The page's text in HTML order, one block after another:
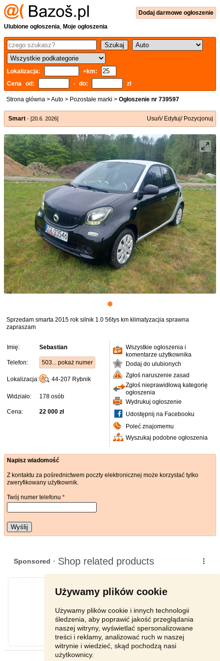
Używamy plików cookie
Używamy plików cookie i innych technologii
śledzenia, aby poprawić jakość przeglądania
naszej witryny, wyświetlać spersonalizowane
treści i reklamy, analizować ruch w naszej
witrynie i wiedzieć, skąd pochodzą nasi
użytkownicy.
Dodaj darmowe ogłoszenie
Ulubione ogłoszenia, Moje ogłoszenia
Lokalizacja:
+km:
Cena od:
- do: zł
Strona główna >Auto > Pozostałe marki > Ogłoszenie nr 739597
Smart - [20.6. 2026] Usuń/ Edytuj/ Pozycjonuj
Sprzedam smarta 2015 rok silnik 1.0 56tys km klimatyzacjia sprawna
zapraszam
Imię: Sebastian
Telefon: 503... pokaż numer
Lokalizacja: 44-207 Rybnik
Widziało: 178 osób
Cena: 22 000 zł
Wszystkie ogłoszenia i
komentarze użytkownika
Dodaj do ulubionych
Zgłoś naruszenie zasad
Zgłoś nieprawidłową kategorię
ogłoszenia
Wydrukuj ogłoszenie
Udostępnij na Facebooku
Poleć znajomemu
Wyszukaj podobne ogłoszenia
Napisz wiadomość
Z kontaktu za pośrednictwem poczty elektronicznej może korzystać tylko
zweryfikowany użytkownik.
Twój numer telefonu *
Wyślij